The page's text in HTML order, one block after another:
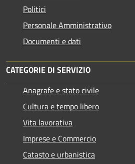
Politici
Personale Amministrativo
Documenti e dati
CATEGORIE DI SERVIZIO
Anagrafe e stato civile
Cultura e tempo libero
Vita lavorativa
Imprese e Commercio
Catasto e urbanistica